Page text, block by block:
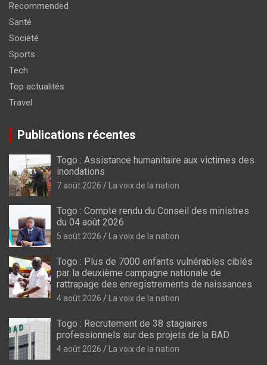
Recommended
Santé
Société
Sports
Tech
Top actualités
Travel
Publications récentes
Togo : Assistance humanitaire aux victimes des
inondations
7 août 2026 La voix de la nation
Togo : Compte rendu du Conseil des ministres
du 04 août 2026
5 août 2026 La voix de la nation
Togo : Plus de 7000 enfants vulnérables ciblés
par la deuxième campagne nationale de
rattrapage des enregistrements de naissances
4 août 2026 La voix de la nation
Togo : Recrutement de 38 stagiaires
professionnels sur des projets de la BAD
4 août 2026 La voix de la nation